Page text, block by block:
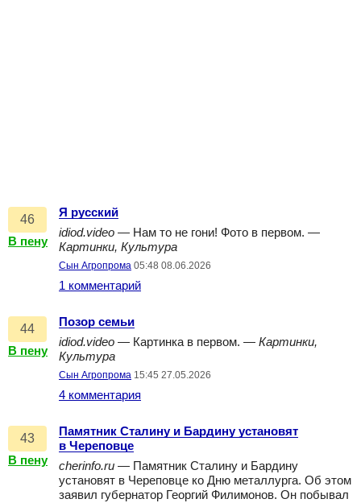
46
В пену
Я русский
idiod.video — Нам то не гони! Фото в первом. —
Картинки, Культура
Сын Агропрома 05:48 08.06.2026
1 комментарий
44
В пену
Позор семьи
idiod.video — Картинка в первом. — Картинки,
Культура
Сын Агропрома 15:45 27.05.2026
4 комментария
43
В пену
Памятник Сталину и Бардину установят
в Череповце
cherinfo.ru — Памятник Сталину и Бардину
установят в Череповце ко Дню металлурга. Об этом
заявил губернатор Георгий Филимонов. Он побывал